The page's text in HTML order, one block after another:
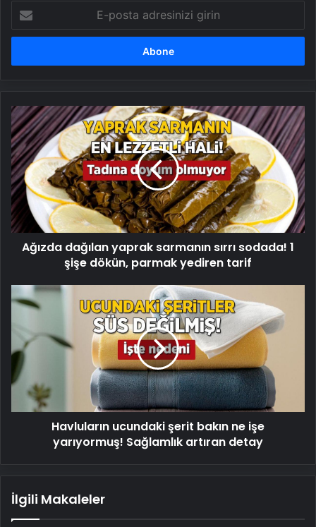
posta
adresinizi
Ağızda
dağılan
yaprak
sarmanın
sırrı
sodada!
1
şişe
dökün,
parmak
Ağızda dağılan yaprak sarmanın sırrı sodada! 1
şişe dökün, parmak yediren tarif
Havluların
ucundaki
bakın
ne
işe
yarıyormuş!
Sağlamlık
artıran
Havluların ucundaki şerit bakın ne işe
yarıyormuş! Sağlamlık artıran detay
İlgili Makaleler